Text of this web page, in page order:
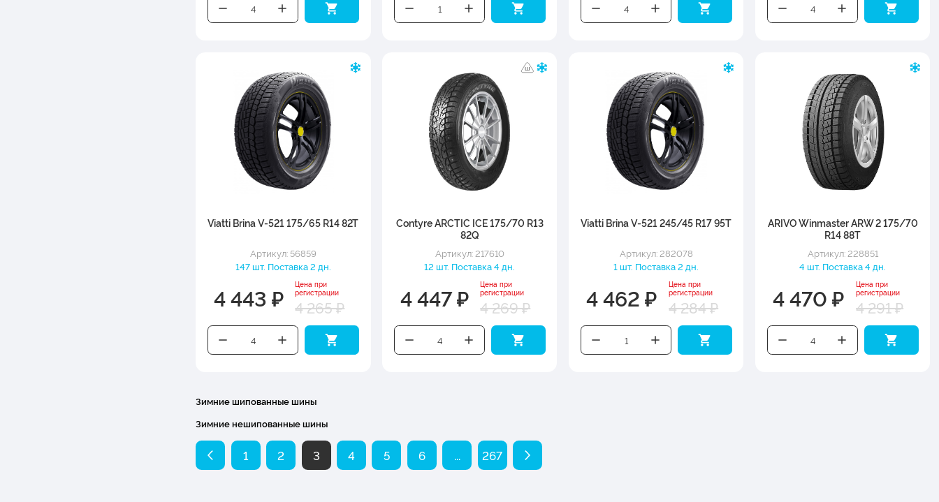
Viatti Brina V-521 175/65 R14 82T
Артикул: 56859
147 шт. Поставка 2 дн.
4 443 ₽
Цена при
регистрации
4 265 ₽
Contyre ARCTIC ICE 175/70 R13
82Q
Артикул: 217610
12 шт. Поставка 4 дн.
4 447 ₽
Цена при
регистрации
4 269 ₽
Viatti Brina V-521 245/45 R17 95T
Артикул: 282078
1 шт. Поставка 2 дн.
4 462 ₽
Цена при
регистрации
4 284 ₽
ARIVO Winmaster ARW 2 175/70
R14 88T
Артикул: 228851
4 шт. Поставка 4 дн.
4 470 ₽
Цена при
регистрации
4 291 ₽
Зимние шипованные шины
Зимние нешипованные шины
1 2 3 4 5 6 ... 267